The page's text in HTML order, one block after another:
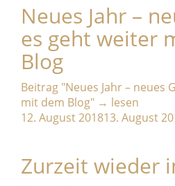
Neues Jahr –
es geht weiter
Blog
Beitrag "Neues Jahr – neues
mit dem Blog" → lesen
12. August 201813. August
Zurzeit wieder